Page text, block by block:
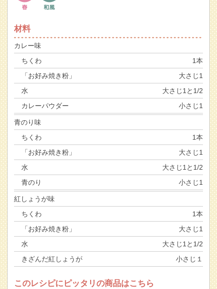
材料
カレー味
ちくわ
1本
「お好み焼き粉」
大さじ1
水
大さじ1と1/2
カレーパウダー
小さじ1
青のり味
ちくわ
1本
「お好み焼き粉」
大さじ1
水
大さじ1と1/2
青のり
小さじ1
紅しょうが味
ちくわ
1本
「お好み焼き粉」
大さじ1
水
大さじ1と1/2
きざんだ紅しょうが
小さじ１
このレシピにピッタリの商品はこちら